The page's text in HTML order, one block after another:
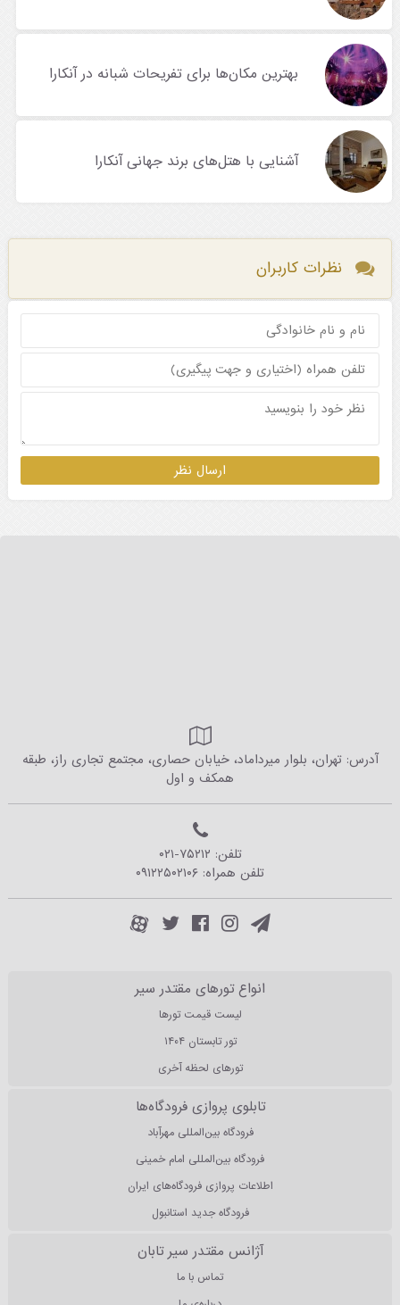
بهترین مکان‌ها برای تفریحات شبانه در آنکارا
آشنایی با هتل‌های برند جهانی آنکارا
نظرات کاربران
آدرس: تهران، بلوار میرداماد، خیابان حصاری، مجتمع تجاری راز، طبقه
همکف و اول
تلفن: ۰۲۱-۷۵۲۱۲
تلفن همراه: ۰۹۱۲۲۵۰۲۱۰۶
انواع تورهای مقتدر سیر
لیست قیمت تورها
تور تابستان ۱۴۰۴
تورهای لحظه آخری
تابلوی پروازی فرودگاه‌ها
فرودگاه بین‌المللی مهرآباد
فرودگاه بین‌المللی امام خمینی
اطلاعات پروازی فرودگاه‌های ایران
فرودگاه جدید استانبول
آژانس مقتدر سیر تابان
تماس با ما